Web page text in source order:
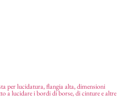
alta 21,35€
per lucidatura, flangia alta, dimensioni
a lucidare i bordi di borse, di cinture e altre